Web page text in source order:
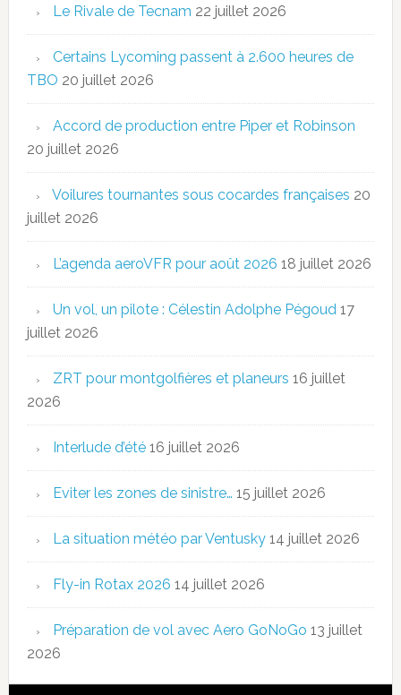
Le Rivale de Tecnam 22 juillet 2026
Certains Lycoming passent à 2.600 heures de
TBO 20 juillet 2026
Accord de production entre Piper et Robinson
20 juillet 2026
Voilures tournantes sous cocardes françaises 20
juillet 2026
L’agenda aeroVFR pour août 2026 18 juillet 2026
Un vol, un pilote : Célestin Adolphe Pégoud 17
juillet 2026
ZRT pour montgolfières et planeurs 16 juillet
2026
Interlude d’été 16 juillet 2026
Eviter les zones de sinistre… 15 juillet 2026
La situation météo par Ventusky 14 juillet 2026
Fly-in Rotax 2026 14 juillet 2026
Préparation de vol avec Aero GoNoGo 13 juillet
2026